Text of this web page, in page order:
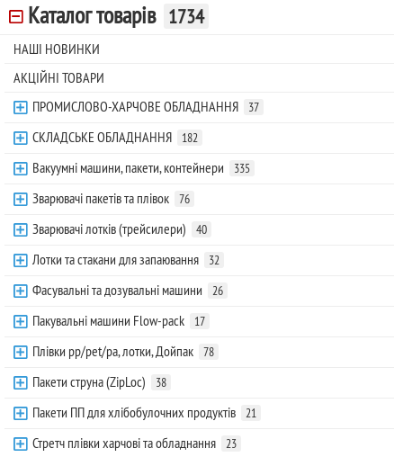
Каталог товарів 1734
НАШІ НОВИНКИ
АКЦІЙНІ ТОВАРИ
ПРОМИСЛОВО-ХАРЧОВЕ ОБЛАДНАННЯ
37
СКЛАДСЬКЕ ОБЛАДНАННЯ 182
Вакуумні машини, пакети, контейнери 335
Зварювачі пакетів та плівок 76
Зварювачі лотків (трейсилери) 40
Лотки та стакани для запаювання 32
Фасувальні та дозувальні машини 26
Пакувальні машини Flow-pack 17
Плівки pp/pet/pa, лотки, Дойпак 78
Пакети струна (ZipLoc) 38
Пакети ПП для хлібобулочних продуктів 21
Стретч плівки харчові та обладнання 23